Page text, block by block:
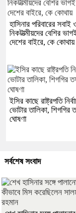
হাসিনার পরিবারের সবাই
নিকটাত্মীয়দের বেশির
দেশের বাইরে, কে কোথায়
ইসির কাছে রাষ্ট্রপতি
ভোটার তালিকা, শিগগির
ঘোষণা
সর্বশেষ সংবাদ